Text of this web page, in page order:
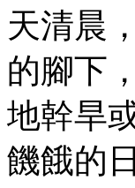
天清晨
的腳下
地幹旱
饑餓的